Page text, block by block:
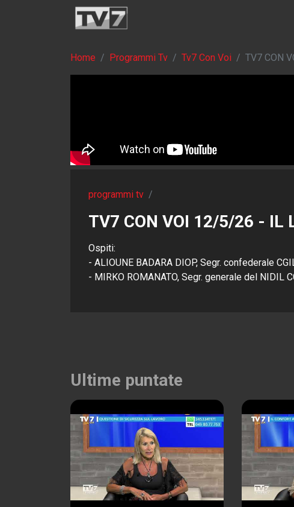
Home Programmi Tv Tv7 Con Voi TV7 CON
programmi tv /
TV7 CON VOI 12/5/26 - IL
Ospiti:
- ALIOUNE BADARA DIOP, Segr. confederale
- MIRKO ROMANATO, Segr. generale del NIDIL
Ultime puntate